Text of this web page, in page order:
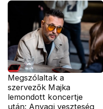
Megszólaltak a
szervezők Majka
lemondott koncertje
után: Anyagi veszteség